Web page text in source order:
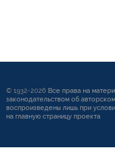
© 1932-2026 Все права на
законодательством об
воспроизведены лишь при
на главную страницу проекта